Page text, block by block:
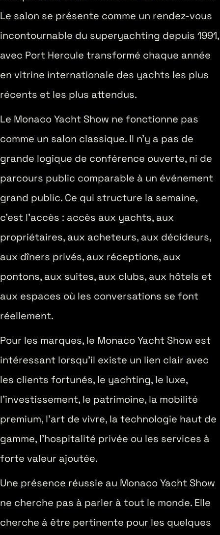
Le salon se présente comme un rendez-vous
incontournable du superyachting depuis 1991,
avec Port Hercule transformé chaque année
en vitrine internationale des yachts les plus
récents et les plus attendus.
Le Monaco Yacht Show ne fonctionne pas
comme un salon classique. Il n’y a pas de
grande logique de conférence ouverte, ni de
parcours public comparable à un événement
grand public. Ce qui structure la semaine,
c’est l’accès : accès aux yachts, aux
propriétaires, aux acheteurs, aux décideurs,
aux dîners privés, aux réceptions, aux
pontons, aux suites, aux clubs, aux hôtels et
aux espaces où les conversations se font
réellement.
Pour les marques, le Monaco Yacht Show est
intéressant lorsqu’il existe un lien clair avec
les clients fortunés, le yachting, le luxe,
l’investissement, le patrimoine, la mobilité
premium, l’art de vivre, la technologie haut de
gamme, l’hospitalité privée ou les services à
forte valeur ajoutée.
Une présence réussie au Monaco Yacht Show
ne cherche pas à parler à tout le monde. Elle
cherche à être pertinente pour les quelques